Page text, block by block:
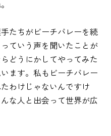
たちがビーチバレーを続
ていう声を聞いたことが
どうにかしてやってみた
ます。私もビーチバレー
わけじゃないんですけ
な人と出会って世界が広